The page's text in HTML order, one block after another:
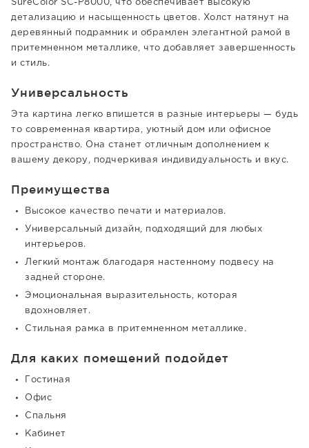
SureColor SC-P8000, что обеспечивает высокую
детализацию и насыщенность цветов. Холст натянут на
деревянный подрамник и обрамлен элегантной рамой в
притемненном металлике, что добавляет завершенность
и стиль.
Универсальность
Эта картина легко впишется в разные интерьеры — будь
то современная квартира, уютный дом или офисное
пространство. Она станет отличным дополнением к
вашему декору, подчеркивая индивидуальность и вкус.
Преимущества
Высокое качество печати и материалов.
Универсальный дизайн, подходящий для любых
интерьеров.
Легкий монтаж благодаря настенному подвесу на
задней стороне.
Эмоциональная выразительность, которая
вдохновляет.
Стильная рамка в притемненном металлике.
Для каких помещений подойдет
Гостиная
Офис
Спальня
Кабинет